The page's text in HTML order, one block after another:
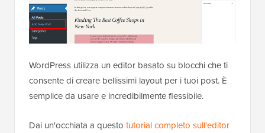
WordPress utilizza un editor basato su blocchi che ti
consente di creare bellissimi layout per i tuoi post. È
semplice da usare e incredibilmente flessibile.
Dai un'occhiata a questo tutorial completo sull'editor